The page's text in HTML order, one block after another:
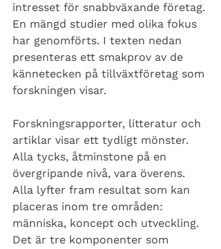
intresset för snabbväxande företag.
En mängd studier med olika fokus
har genomförts. I texten nedan
presenteras ett smakprov av de
kännetecken på tillväxtföretag som
forskningen visar.
Forskningsrapporter, litteratur och
artiklar visar ett tydligt mönster.
Alla tycks, åtminstone på en
övergripande nivå, vara överens.
Alla lyfter fram resultat som kan
placeras inom tre områden:
människa, koncept och utveckling.
Det är tre komponenter som